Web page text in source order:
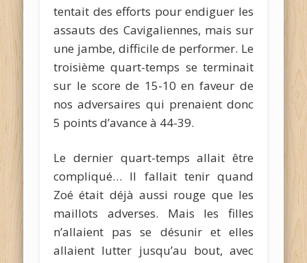
tentait des efforts pour endiguer les
assauts des Cavigaliennes, mais sur
une jambe, difficile de performer. Le
troisième quart-temps se terminait
sur le score de 15-10 en faveur de
nos adversaires qui prenaient donc
5 points d’avance à 44-39.
Le dernier quart-temps allait être
compliqué… Il fallait tenir quand
Zoé était déjà aussi rouge que les
maillots adverses. Mais les filles
n’allaient pas se désunir et elles
allaient lutter jusqu’au bout, avec